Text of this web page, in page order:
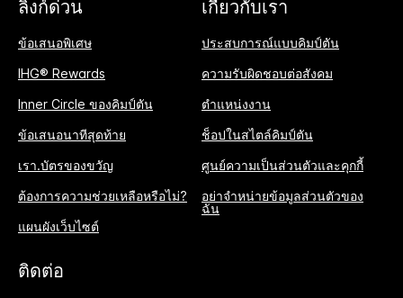
ลิงก์ด่วน
ข้อเสนอพิเศษ
IHG® Rewards
Inner Circle ของคิมป์ตัน
ข้อเสนอนาทีสุดท้าย
เรา.บัตรของขวัญ
ต้องการความช่วยเหลือหรือไม่?
แผนผังเว็บไซต์
เกี่ยวกับเรา
ประสบการณ์แบบคิมป์ตัน
ความรับผิดชอบต่อสังคม
ตำแหน่งงาน
ช็อปในสไตล์คิมป์ตัน
ศูนย์ความเป็นส่วนตัวและคุกกี้
อย่าจำหน่ายข้อมูลส่วนตัวของ
ฉัน
ติดต่อ